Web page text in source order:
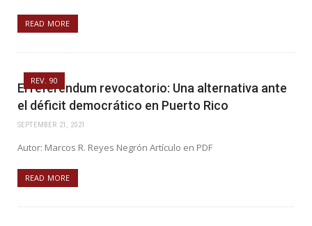
READ MORE
REV. 90
El referéndum revocatorio: Una alternativa ante
el déficit democrático en Puerto Rico
SEPTEMBER 21, 2021
Autor: Marcos R. Reyes Negrón Artículo en PDF
READ MORE